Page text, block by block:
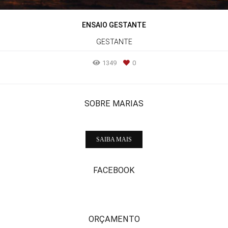
ENSAIO GESTANTE
GESTANTE
1349 0
SOBRE MARIAS
SAIBA MAIS
FACEBOOK
ORÇAMENTO